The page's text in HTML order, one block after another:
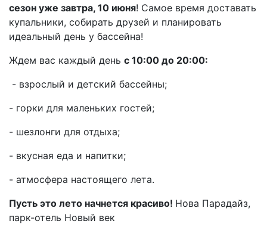
сезон уже завтра, 10 июня! Самое время доставать
купальники, собирать друзей и планировать
идеальный день у бассейна!
Ждем вас каждый день с 10:00 до 20:00:
- взрослый и детский бассейны;
- горки для маленьких гостей;
- шезлонги для отдыха;
- вкусная еда и напитки;
- атмосфера настоящего лета.
Пусть это лето начнется красиво! Нова Парадайз,
парк-отель Новый век